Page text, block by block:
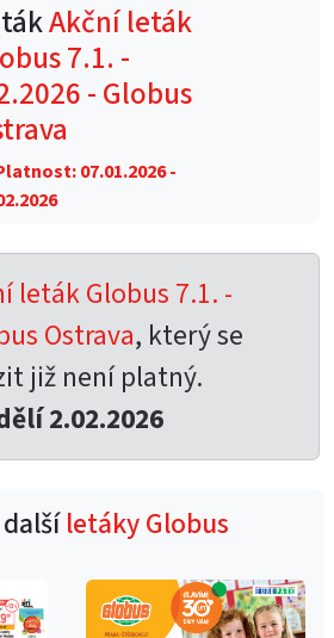
Akční leták
7.1. -
- Globus
07.01.2026 -
leták Globus 7.1. -
Ostrava, který se
již není platný.
2.02.2026
letáky Globus